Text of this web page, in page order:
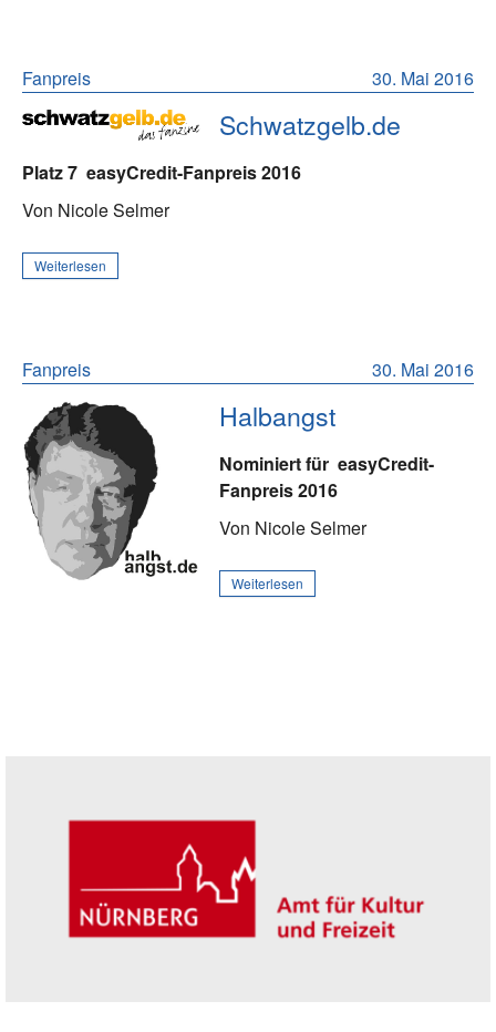
30. Mai 2016
Fanpreis
Schwatzgelb.de
Platz 7 easyCredit-Fanpreis 2016
Von Nicole Selmer
Weiterlesen
30. Mai 2016
Fanpreis
Halbangst
Nominiert für easyCredit-
Fanpreis 2016
Von Nicole Selmer
Weiterlesen